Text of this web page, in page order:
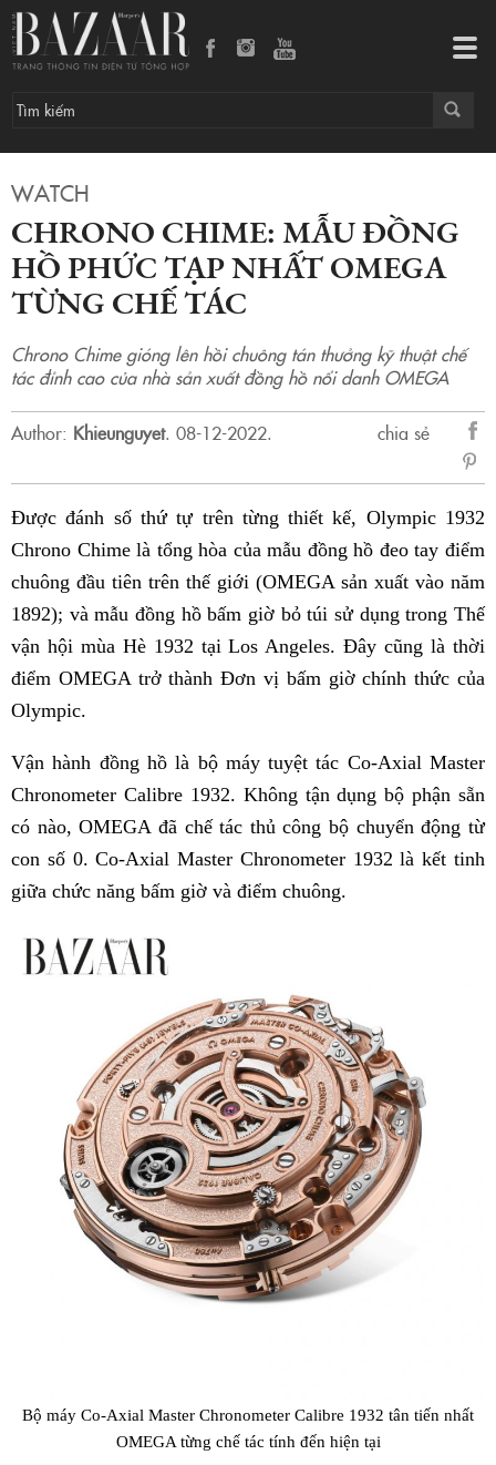
WATCH
CHRONO CHIME: MẪU ĐỒNG
HỒ PHỨC TẠP NHẤT OMEGA
TỪNG CHẾ TÁC
Chrono Chime gióng lên hồi chuông tán thưởng kỹ thuật chế
tác đỉnh cao của nhà sản xuất đồng hồ nổi danh OMEGA
Author: Khieunguyet. 08-12-2022.
chia sẻ
sẻ
Được đánh số thứ tự trên từng thiết kế, Olympic 1932
Chrono Chime là tổng hòa của mẫu đồng hồ đeo tay điểm
chuông đầu tiên trên thế giới (OMEGA sản xuất vào năm
1892); và mẫu đồng hồ bấm giờ bỏ túi sử dụng trong Thế
vận hội mùa Hè 1932 tại Los Angeles. Đây cũng là thời
điểm OMEGA trở thành Đơn vị bấm giờ chính thức của
Olympic.
Vận hành đồng hồ là bộ máy tuyệt tác Co-Axial Master
Chronometer Calibre 1932. Không tận dụng bộ phận sẵn
có nào, OMEGA đã chế tác thủ công bộ chuyển động từ
con số 0. Co-Axial Master Chronometer 1932 là kết tinh
giữa chức năng bấm giờ và điểm chuông.
Bộ máy Co-Axial Master Chronometer Calibre 1932 tân tiến nhất
OMEGA từng chế tác tính đến hiện tại